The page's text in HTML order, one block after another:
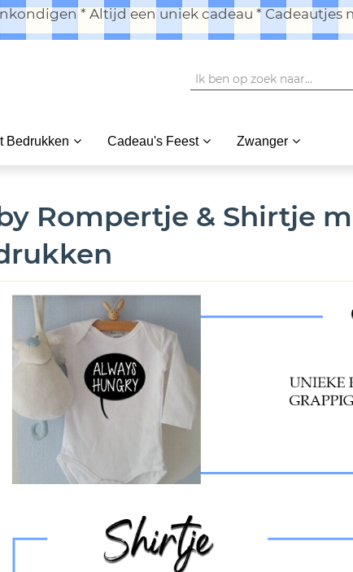
* Altijd een uniek cadeau * Cadeautjes
Bedrukken Cadeau's Feest Zwanger
Rompertje & Shirtje